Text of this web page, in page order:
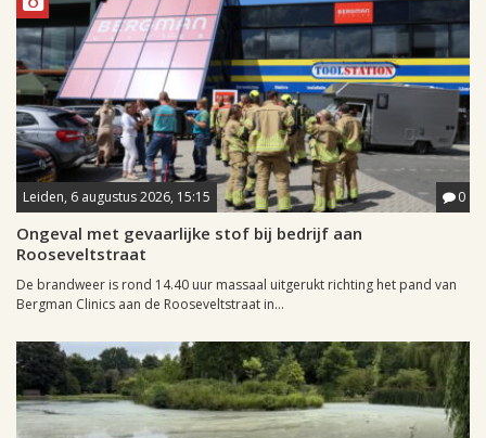
Leiden, 6 augustus 2026, 15:15 0
Ongeval met gevaarlijke stof bij bedrijf aan
Rooseveltstraat
De brandweer is rond 14.40 uur massaal uitgerukt richting het pand van
Bergman Clinics aan de Rooseveltstraat in...